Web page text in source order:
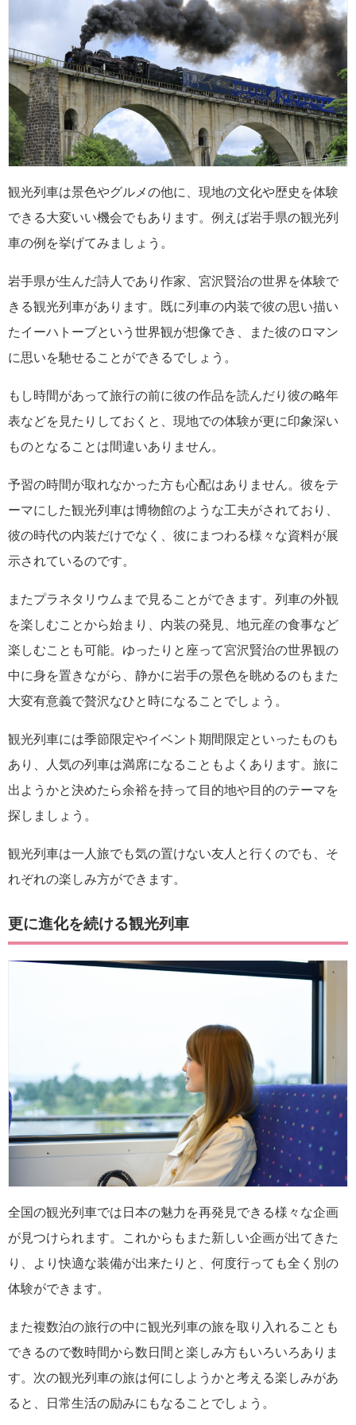
観光列車は景色やグルメの他に、現地の文化や歴史を体験
できる大変いい機会でもあります。例えば岩手県の観光列
車の例を挙げてみましょう。
岩手県が生んだ詩人であり作家、宮沢賢治の世界を体験で
きる観光列車があります。既に列車の内装で彼の思い描い
たイーハトーブという世界観が想像でき、また彼のロマン
に思いを馳せることができるでしょう。
もし時間があって旅行の前に彼の作品を読んだり彼の略年
表などを見たりしておくと、現地での体験が更に印象深い
ものとなることは間違いありません。
予習の時間が取れなかった方も心配はありません。彼をテ
ーマにした観光列車は博物館のような工夫がされており、
彼の時代の内装だけでなく、彼にまつわる様々な資料が展
示されているのです。
またプラネタリウムまで見ることができます。列車の外観
を楽しむことから始まり、内装の発見、地元産の食事など
楽しむことも可能。ゆったりと座って宮沢賢治の世界観の
中に身を置きながら、静かに岩手の景色を眺めるのもまた
大変有意義で贅沢なひと時になることでしょう。
観光列車には季節限定やイベント期間限定といったものも
あり、人気の列車は満席になることもよくあります。旅に
出ようかと決めたら余裕を持って目的地や目的のテーマを
探しましょう。
観光列車は一人旅でも気の置けない友人と行くのでも、そ
れぞれの楽しみ方ができます。
更に進化を続ける観光列車
全国の観光列車では日本の魅力を再発見できる様々な企画
が見つけられます。これからもまた新しい企画が出てきた
り、より快適な装備が出来たりと、何度行っても全く別の
体験ができます。
また複数泊の旅行の中に観光列車の旅を取り入れることも
できるので数時間から数日間と楽しみ方もいろいろありま
す。次の観光列車の旅は何にしようかと考える楽しみがあ
ると、日常生活の励みにもなることでしょう。